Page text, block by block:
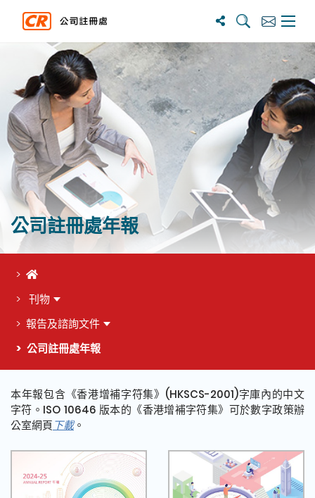
搜寻 订阅主选
公司註冊處年報
首頁
刊物
報告及諮詢文件
公司註冊處年報
本年報包含《香港增補字符集》(HKSCS-2001)字庫內的中文
字符。ISO 10646 版本的《香港增補字符集》可於數字政策辦
公室網頁下載。